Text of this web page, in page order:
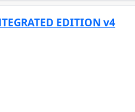
EDITION v4